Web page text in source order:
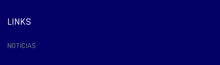
LINKS
NOTÍCIAS